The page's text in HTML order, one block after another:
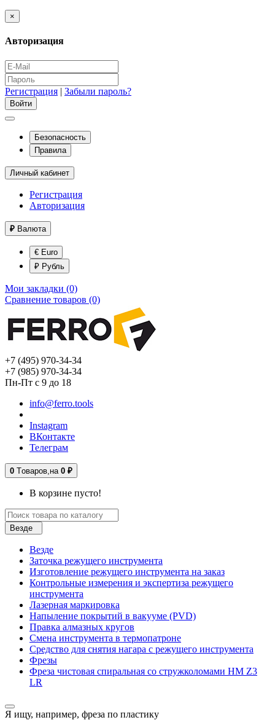
×
Авторизация
Регистрация | Забыли пароль?
Безопасность
Правила
Личный кабинет
Регистрация
Авторизация
₽ Валюта
€ Euro
₽ Рубль
Мои закладки (0)
Сравнение товаров (0)
+7 (495) 970-34-34
+7 (985) 970-34-34
Пн-Пт с 9 до 18
info@ferro.tools
Instagram
ВКонтакте
Телеграм
0 Tоваров, на 0 ₽
В корзине пусто!
Везде
Везде
Заточка режущего инструмента
Изготовление режущего инструмента на заказ
Контрольные измерения и экспертиза режущего
инструмента
Лазерная маркировка
Напыление покрытий в вакууме (PVD)
Правка алмазных кругов
Смена инструмента в термопатроне
Средство для снятия нагара с режущего инструмента
Фрезы
Фреза чистовая спиральная со стружколомами HM Z3
LR
Я ищу, например, фреза по пластику